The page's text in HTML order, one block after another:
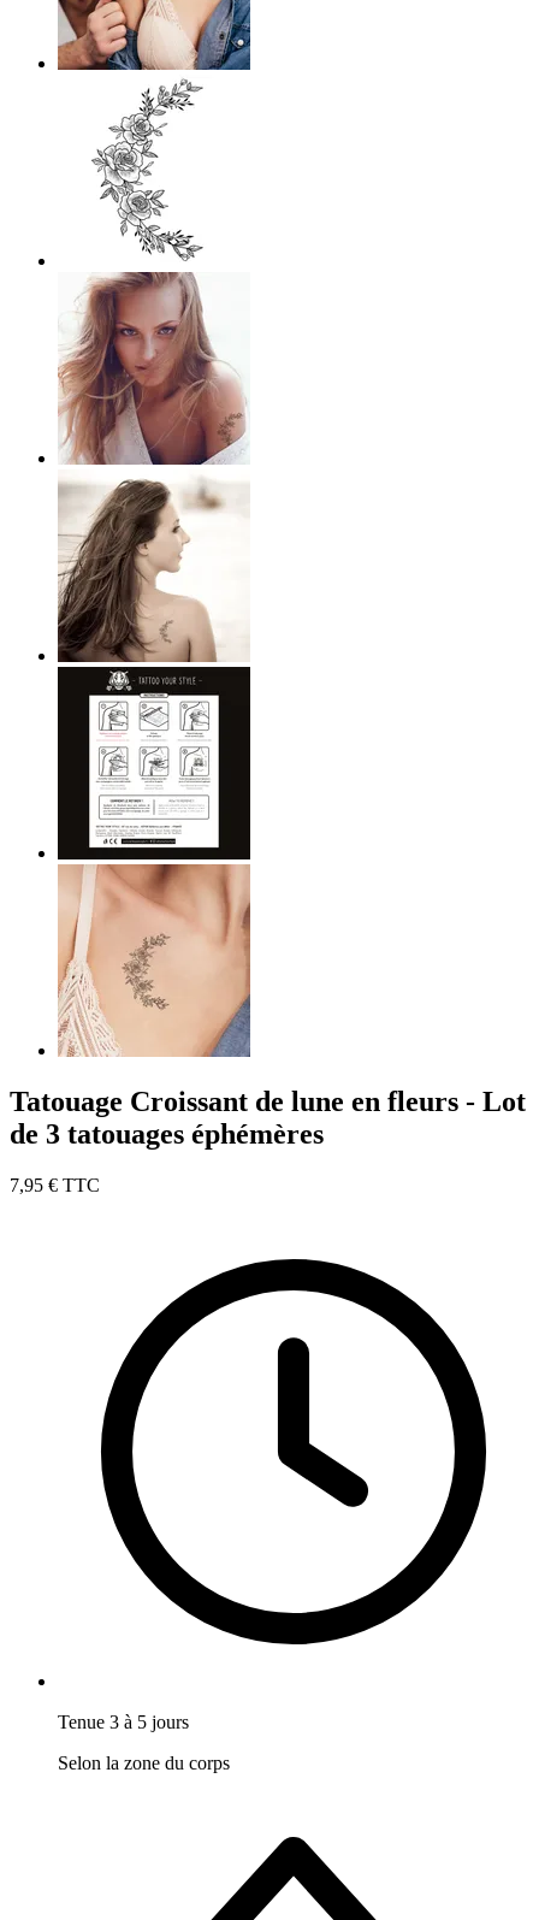
Tatouage Croissant de lune en fleurs - Lot
de 3 tatouages éphémères
7,95 € TTC
Tenue 3 à 5 jours
Selon la zone du corps